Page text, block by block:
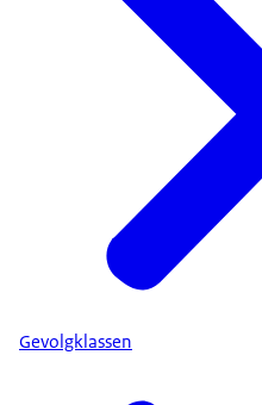
Gevolgklassen